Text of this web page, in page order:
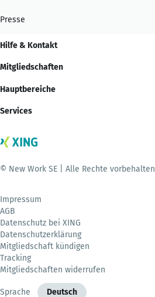
Presse
Hilfe & Kontakt
Mitgliedschaften
Hauptbereiche
Services
© New Work SE | Alle Rechte vorbehalten
Impressum
AGB
Datenschutz bei XING
Datenschutzerklärung
Mitgliedschaft kündigen
Tracking
Mitgliedschaften widerrufen
Sprache Deutsch